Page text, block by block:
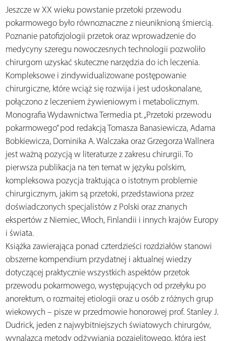
Jeszcze w XX wieku powstanie przetoki przewodu
pokarmowego było równoznaczne z nieuniknioną śmiercią.
Poznanie patofizjologii przetok oraz wprowadzenie do
medycyny szeregu nowoczesnych technologii pozwoliło
chirurgom uzyskać skuteczne narzędzia do ich leczenia.
Kompleksowe i zindywidualizowane postępowanie
chirurgiczne, które wciąż się rozwija i jest udoskonalane,
połączono z leczeniem żywieniowym i metabolicznym.
Monografia Wydawnictwa Termedia pt. „Przetoki przewodu
pokarmowego” pod redakcją Tomasza Banasiewicza, Adama
Bobkiewicza, Dominika A. Walczaka oraz Grzegorza Wallnera
jest ważną pozycją w literaturze z zakresu chirurgii. To
pierwsza publikacja na ten temat w języku polskim,
kompleksowa pozycja traktująca o istotnym problemie
chirurgicznym, jakim są przetoki, przedstawiona przez
doświadczonych specjalistów z Polski oraz znanych
ekspertów z Niemiec, Włoch, Finlandii i innych krajów Europy
i świata.
Książka zawierająca ponad czterdzieści rozdziałów stanowi
obszerne kompendium przydatnej i aktualnej wiedzy
dotyczącej praktycznie wszystkich aspektów przetok
przewodu pokarmowego, występujących od przełyku po
anorektum, o rozmaitej etiologii oraz u osób z różnych grup
wiekowych – pisze w przedmowie honorowej prof. Stanley J.
Dudrick, jeden z najwybitniejszych światowych chirurgów,
wynalazca metody odżywiania pozajelitowego, która jest